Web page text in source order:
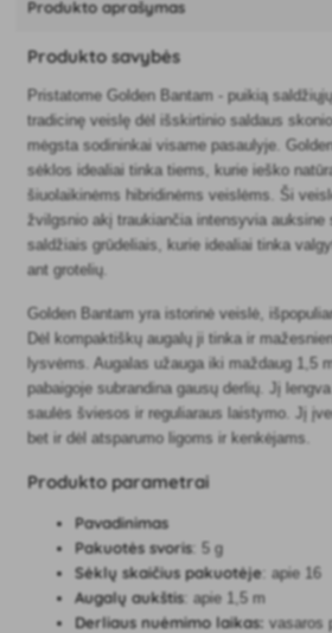
Produkto aprašymas
Produkto savybės
Pristatome Golden Bantam - puikią
tradicinę veislę dėl išskirtinio saldaus
mėgsta sodininkai visame pasaulyje.
sėklos idealiai tinka tiems, kurie ieško
šiuolaikinėms hibridinėms veislėms. Ši
žvilgsnio akį traukiančia intensyvia auksine
saldžiais grūdeliais, kurie idealiai tinka
ant grotelių.
Golden Bantam yra istorinė veislė,
Dėl kompaktiškų augalų ji tinka ir
lysvėms. Augalas užauga iki maždaug 1,5
pabaigoje subrandina gausų derlių. Jį
saulės šviesos ir reguliaraus laistymo. Jį
bet ir dėl atsparumo ligoms ir kenkėjams.
Produkto parametrai
Pavadinimas
Pakuotės svoris: 5 g
Sėklų skaičius pakuotėje : apie 16
Augalų aukštis: apie 1,5 m
Derliaus nuėmimo laikas: vasaros